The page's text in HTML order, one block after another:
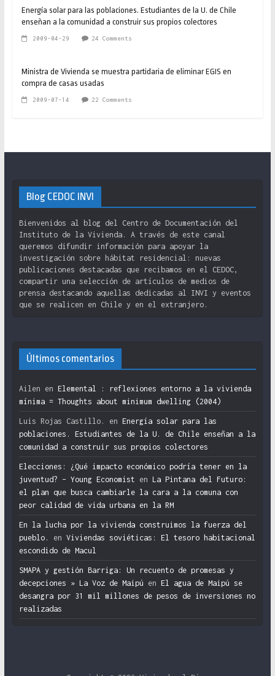
Energía solar para las poblaciones. Estudiantes de la U. de Chile
enseñan a la comunidad a construir sus propios colectores
2009-04-29 24 Comments
Ministra de Vivienda se muestra partidaria de eliminar EGIS en
compra de casas usadas
2009-07-14 22 Comments
Blog CEDOC INVI
Bienvenidos al blog del Centro de Documentación del
Instituto de la Vivienda. A través de este canal
queremos difundir información para apoyar la
investigación sobre hábitat residencial: nuevas
publicaciones destacadas que recibamos en el CEDOC,
compartir una selección de artículos de medios de
prensa destacando aquellas dedicadas al INVI y eventos
que se realicen en Chile y en el extranjero.
Últimos comentarios
Ailen en Elemental : reflexiones entorno a la vivienda
mínima = Thoughts about minimum dwelling (2004)
Luis Rojas Castillo. en Energía solar para las
poblaciones. Estudiantes de la U. de Chile enseñan a la
comunidad a construir sus propios colectores
Elecciones: ¿Qué impacto económico podría tener en la
juventud? – Young Economist en La Pintana del Futuro:
el plan que busca cambiarle la cara a la comuna con
peor calidad de vida urbana en la RM
En la lucha por la vivienda construimos la fuerza del
pueblo.
en Viviendas soviéticas: El tesoro habitacional
escondido de Macul
SMAPA y gestión Barriga: Un recuento de promesas y
decepciones » La Voz de Maipú en El agua de Maipú se
desangra por 31 mil millones de pesos de inversiones no
realizadas